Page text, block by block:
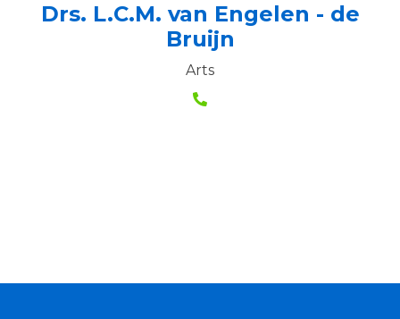
Drs. L.C.M. van Engelen - de
Bruijn
Arts